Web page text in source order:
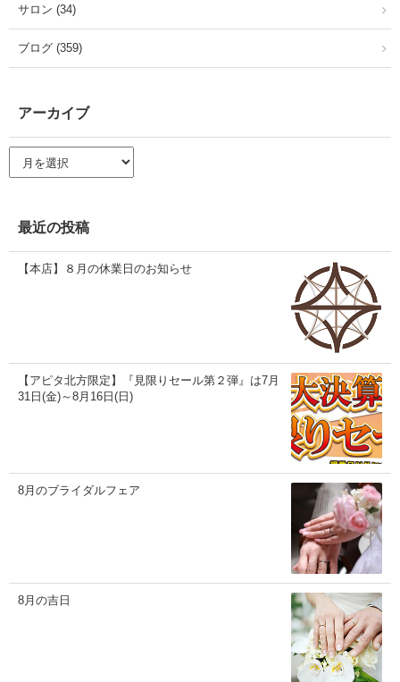
サロン (34)
ブログ (359)
アーカイブ
ー
ブ
最近の投稿
【本店】８月の休業日のお知らせ
【アピタ北方限定】『見限りセール第２弾』は7月
31日(金)～8月16日(日)
8月のブライダルフェア
8月の吉日